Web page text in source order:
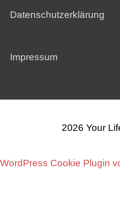
Datenschutzerklärung
Impressum
2026 Your
WordPress Cookie Plugin